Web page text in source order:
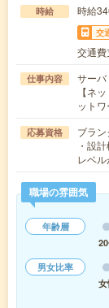
時給 時給
交
交通費
仕事内容
サー
【ネ
ット
応募資格
ブラ
・設
レベ
職場の雰囲気
年齢層
男女比率